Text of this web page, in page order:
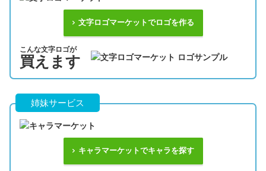
文字ロゴマーケットでロゴを作る
こんな文字ロゴが
買えます
姉妹サービス
キャラマーケットでキャラを探す